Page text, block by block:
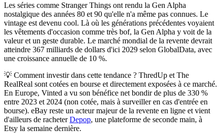
Les séries comme Stranger Things ont rendu la Gen Alpha
nostalgique des années 80 et 90 qu'elle n'a même pas connues. Le
vintage est devenu cool. Là où les générations précédentes voyaient
les vêtements d'occasion comme très bof, la Gen Alpha y voit de la
valeur et un geste durable. Le marché mondial de la revente devrait
atteindre 367 milliards de dollars d'ici 2029 selon GlobalData, avec
une croissance annuelle de 10 %.
💡 Comment investir dans cette tendance ? ThredUp et The
RealReal sont cotées en bourse et directement exposées à ce marché.
En Europe, Vinted a vu son bénéfice net bondir de plus de 330 %
entre 2023 et 2024 (non cotée, mais à surveiller en cas d'entrée en
bourse). eBay reste un acteur majeur de la revente en ligne et vient
d'ailleurs de racheterDepop, une plateforme de seconde main, à
Etsy la semaine dernière.